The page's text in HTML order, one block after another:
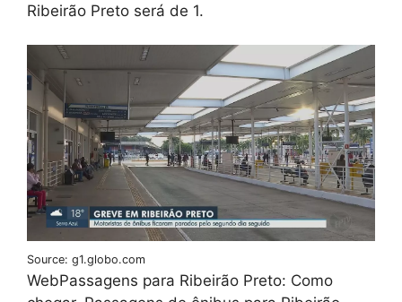
Ribeirão Preto será de 1.
Source: g1.globo.com
WebPassagens para Ribeirão Preto: Como